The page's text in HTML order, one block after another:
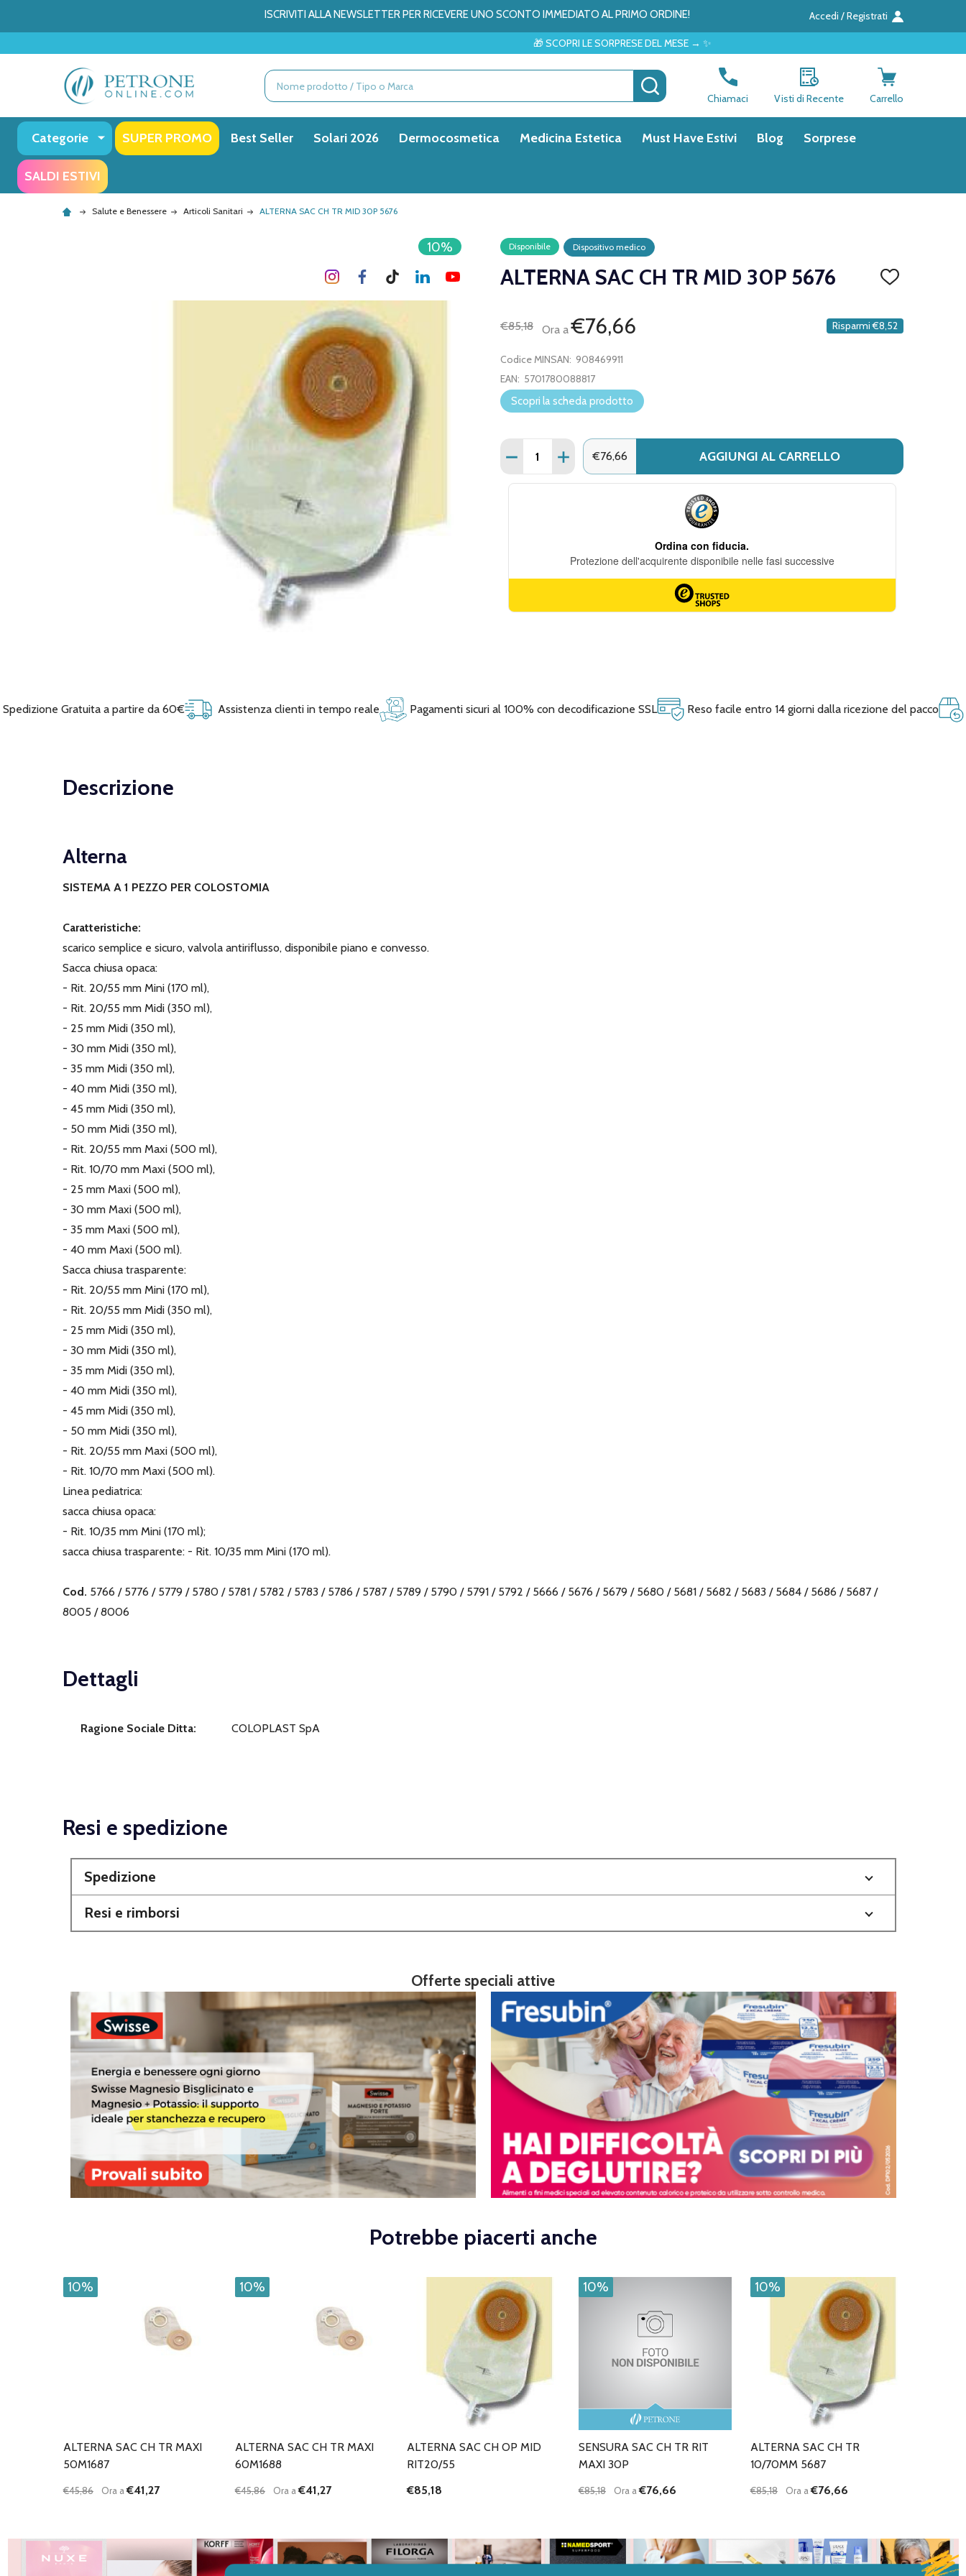
ISCRIVITI ALLA NEWSLETTER PER RICEVERE UNO SCONTO IMMEDIATO AL PRIMO ORDINE! Accedi / Registrati
🎁 SCOPRI LE SORPRESE DEL MESE → ✨
Ricerca CERCA
Chiamaci Visti di Recente Carrello
Categorie SUPER PROMO Best Seller Solari 2026 Dermocosmetica Medicina Estetica Must Have Estivi Blog Sorprese
SALDI ESTIVI
Salute e Benessere Articoli Sanitari ALTERNA SAC CH TR MID 30P 5676
Disponibile Dispositivo medico
ALTERNA SAC CH TR MID 30P 5676
AGGIUNGI
DEI
DESIDERI
€85,18 Ora a€76,66 Risparmi €8,52
10%
Codice MINSAN: 908469911
EAN: 5701780088817
Scopri la scheda prodotto
Quantità:
DIMINUISCI QUANTITÀ DI ALTERNA SAC CH TR MID 30P 5676
AUMENTA QUANTITÀ DI ALTERNA SAC CH TR MID 30P 5676
€76,66 AGGIUNGI AL CARRELLO
Spedizione Gratuita a partire da 60€ Assistenza clienti in tempo reale Pagamenti sicuri al 100% con decodificazione SSL Reso facile entro 14 giorni dalla ricezione del pacco
Descrizione
Alterna
SISTEMA A 1 PEZZO PER COLOSTOMIA
Caratteristiche:
scarico semplice e sicuro, valvola antiriflusso, disponibile piano e convesso.
Sacca chiusa opaca:
- Rit. 20/55 mm Mini (170 ml),
- Rit. 20/55 mm Midi (350 ml),
- 25 mm Midi (350 ml),
- 30 mm Midi (350 ml),
- 35 mm Midi (350 ml),
- 40 mm Midi (350 ml),
- 45 mm Midi (350 ml),
- 50 mm Midi (350 ml),
- Rit. 20/55 mm Maxi (500 ml),
- Rit. 10/70 mm Maxi (500 ml),
- 25 mm Maxi (500 ml),
- 30 mm Maxi (500 ml),
- 35 mm Maxi (500 ml),
- 40 mm Maxi (500 ml).
Sacca chiusa trasparente:
- Rit. 20/55 mm Mini (170 ml),
- Rit. 20/55 mm Midi (350 ml),
- 25 mm Midi (350 ml),
- 30 mm Midi (350 ml),
- 35 mm Midi (350 ml),
- 40 mm Midi (350 ml),
- 45 mm Midi (350 ml),
- 50 mm Midi (350 ml),
- Rit. 20/55 mm Maxi (500 ml),
- Rit. 10/70 mm Maxi (500 ml).
Linea pediatrica:
sacca chiusa opaca:
- Rit. 10/35 mm Mini (170 ml);
sacca chiusa trasparente: - Rit. 10/35 mm Mini (170 ml).
Cod. 5766 / 5776 / 5779 / 5780 / 5781 / 5782 / 5783 / 5786 / 5787 / 5789 / 5790 / 5791 / 5792 / 5666 / 5676 / 5679 / 5680 / 5681 / 5682 / 5683 / 5684 / 5686 / 5687 /
8005 / 8006
Dettagli
Ragione Sociale Ditta: COLOPLAST SpA
Resi e spedizione
Spedizione
Resi e rimborsi
Offerte speciali attive
Potrebbe piacerti anche
10%
ALTERNA SAC CH TR MAXI
50M1687
€45,86 Ora a€41,27
10%
ALTERNA SAC CH TR MAXI
60M1688
€45,86 Ora a€41,27
ALTERNA SAC CH OP MID
RIT20/55
€85,18
10%
SENSURA SAC CH TR RIT
MAXI 30P
€85,18 Ora a€76,66
10%
ALTERNA SAC CH TR
10/70MM 5687
€85,18 Ora a€76,66